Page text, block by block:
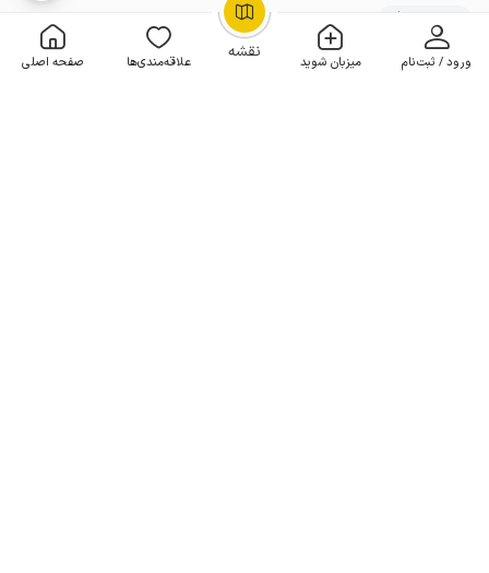
نقشه ورود / ثبت‌نام میزبان شوید علاقه‌مندی‌ها صفحه اصلی
OpenStreetMap